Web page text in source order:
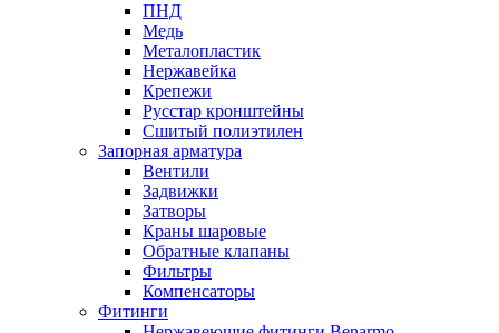
ПНД
Медь
Металопластик
Нержавейка
Крепежи
Русстар кронштейны
Сшитый полиэтилен
Запорная арматура
Вентили
Задвижки
Затворы
Краны шаровые
Обратные клапаны
Фильтры
Компенсаторы
Фитинги